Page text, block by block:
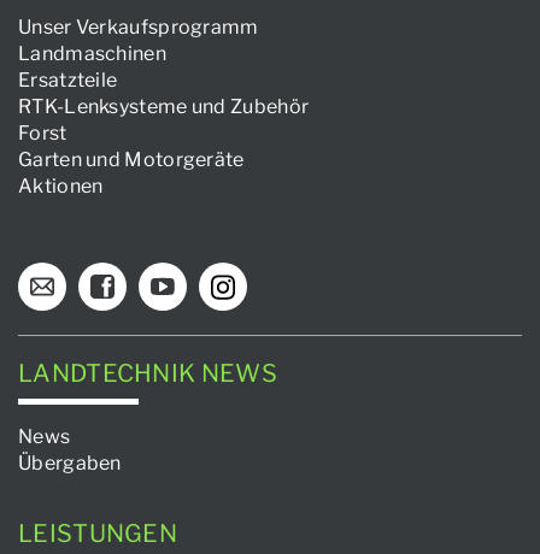
Unser Verkaufsprogramm
Landmaschinen
Ersatzteile
RTK-Lenksysteme und Zubehör
Forst
Garten und Motorgeräte
Aktionen
LANDTECHNIK NEWS
News
Übergaben
LEISTUNGEN